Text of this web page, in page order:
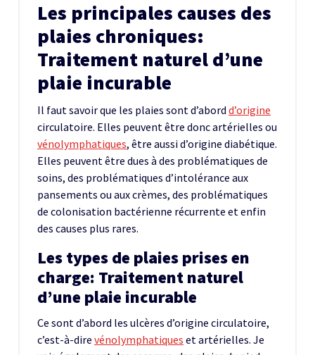
Les principales causes des
plaies chroniques:
Traitement naturel d’une
plaie incurable
Il faut savoir que les plaies sont d’abord d’origine
circulatoire. Elles peuvent être donc artérielles ou
vénolymphatiques, être aussi d’origine diabétique.
Elles peuvent être dues à des problématiques de
soins, des problématiques d’intolérance aux
pansements ou aux crèmes, des problématiques
de colonisation bactérienne récurrente et enfin
des causes plus rares.
Les types de plaies prises en
charge: Traitement naturel
d’une plaie incurable
Ce sont d’abord les ulcères d’origine circulatoire,
c’est-à-dire vénolymphatiques et artérielles. Je